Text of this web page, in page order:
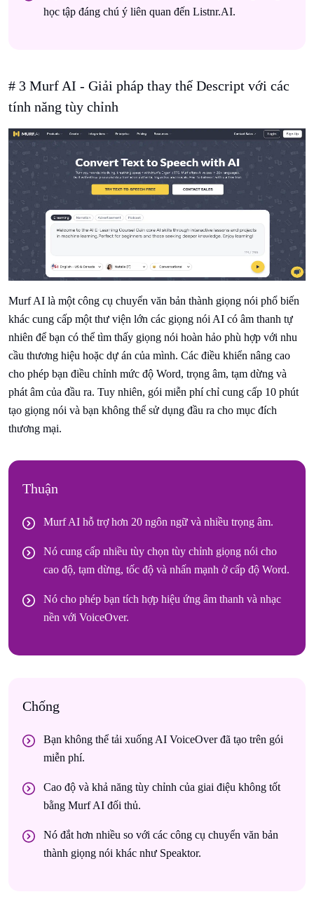
học tập đáng chú ý liên quan đến Listnr.AI.
# 3 Murf AI - Giải pháp thay thế Descript với các
tính năng tùy chỉnh
Murf AI là một công cụ chuyển văn bản thành giọng nói phổ biến
khác cung cấp một thư viện lớn các giọng nói AI có âm thanh tự
nhiên để bạn có thể tìm thấy giọng nói hoàn hảo phù hợp với nhu
cầu thương hiệu hoặc dự án của mình. Các điều khiển nâng cao
cho phép bạn điều chỉnh mức độ Word, trọng âm, tạm dừng và
phát âm của đầu ra. Tuy nhiên, gói miễn phí chỉ cung cấp 10 phút
tạo giọng nói và bạn không thể sử dụng đầu ra cho mục đích
thương mại.
Thuận
Murf AI hỗ trợ hơn 20 ngôn ngữ và nhiều trọng âm.
Nó cung cấp nhiều tùy chọn tùy chỉnh giọng nói cho
cao độ, tạm dừng, tốc độ và nhấn mạnh ở cấp độ Word.
Nó cho phép bạn tích hợp hiệu ứng âm thanh và nhạc
nền với VoiceOver.
Chống
Bạn không thể tải xuống AI VoiceOver đã tạo trên gói
miễn phí.
Cao độ và khả năng tùy chỉnh của giai điệu không tốt
bằng Murf AI đối thủ.
Nó đắt hơn nhiều so với các công cụ chuyển văn bản
thành giọng nói khác như Speaktor.